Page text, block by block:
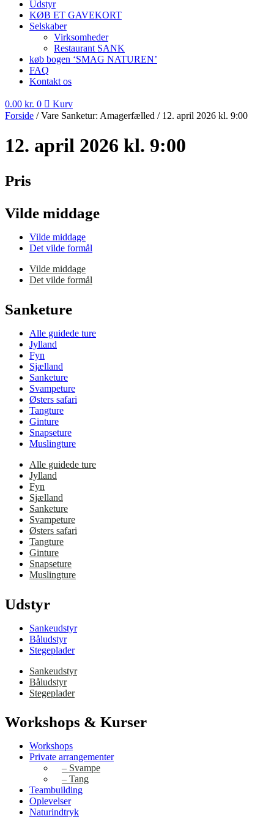
Udstyr
KØB ET GAVEKORT
Selskaber
Virksomheder
Restaurant SANK
køb bogen ‘SMAG NATUREN’
FAQ
Kontakt os
0.00 kr. 0
Kurv
Forside / Vare Sanketur: Amagerfælled / 12. april 2026 kl. 9:00
12. april 2026 kl. 9:00
Pris
Vilde middage
Vilde middage
Det vilde formål
Vilde middage
Det vilde formål
Sanketure
Alle guidede ture
Jylland
Fyn
Sjælland
Sanketure
Svampeture
Østers safari
Tangture
Ginture
Snapseture
Muslingture
Alle guidede ture
Jylland
Fyn
Sjælland
Sanketure
Svampeture
Østers safari
Tangture
Ginture
Snapseture
Muslingture
Udstyr
Sankeudstyr
Båludstyr
Stegeplader
Sankeudstyr
Båludstyr
Stegeplader
Workshops & Kurser
Workshops
Private arrangementer
– Svampe
– Tang
Teambuilding
Oplevelser
Naturindtryk